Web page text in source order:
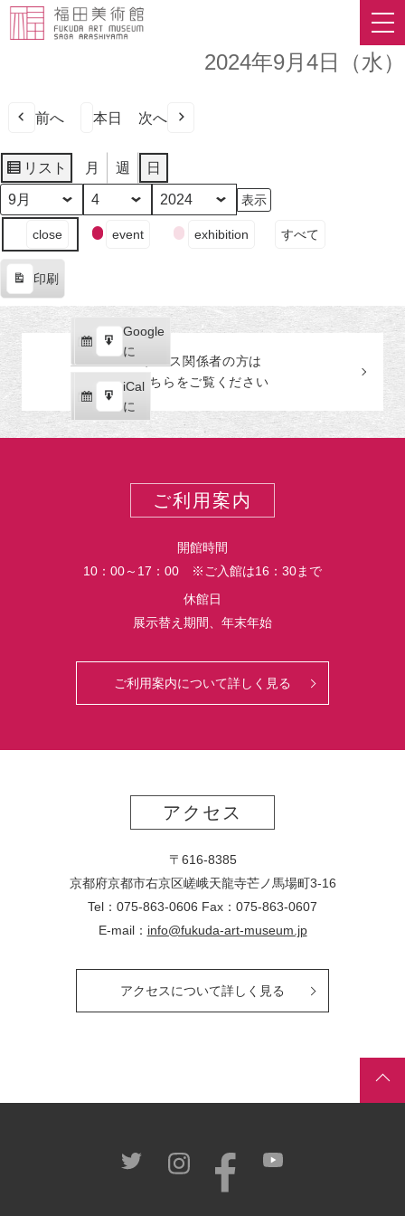
2024年9月4日（水）
前へ 本日 次へ
リスト
表
示
月 週 日
月
日
年
ン
の
カ
テ
ゴ
close event exhibition すべて
印刷
示
Google
で
購
読
iCal
で
購
読
Google
に
エ
ク
ス
ポ
iCal
に
エ
ク
プレス関係者の方は
こちらをご覧ください
ご利用案内
開館時間
10：00～17：00 ※ご入館は16：30まで
休館日
展示替え期間、年末年始
ご利用案内について詳しく見る
アクセス
〒616-8385
京都府京都市右京区嵯峨天龍寺芒ノ馬場町3-16
Tel：075-863-0606 Fax：075-863-0607
E-mail： info@fukuda-art-museum.jp
アクセスについて詳しく見る